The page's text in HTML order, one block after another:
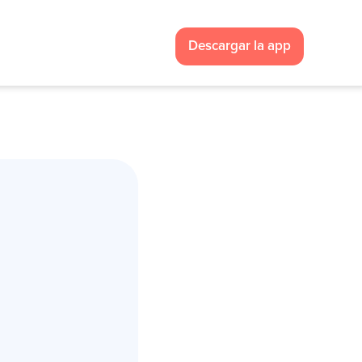
Descargar la app